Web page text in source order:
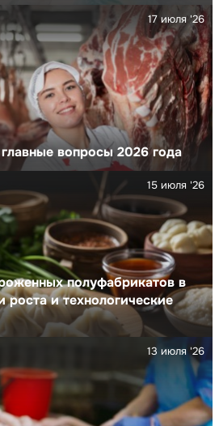
вопросы 2026 года
17 июля '26
полуфабрикатов в
роста и технологические
15 июля '26
13 июля '26